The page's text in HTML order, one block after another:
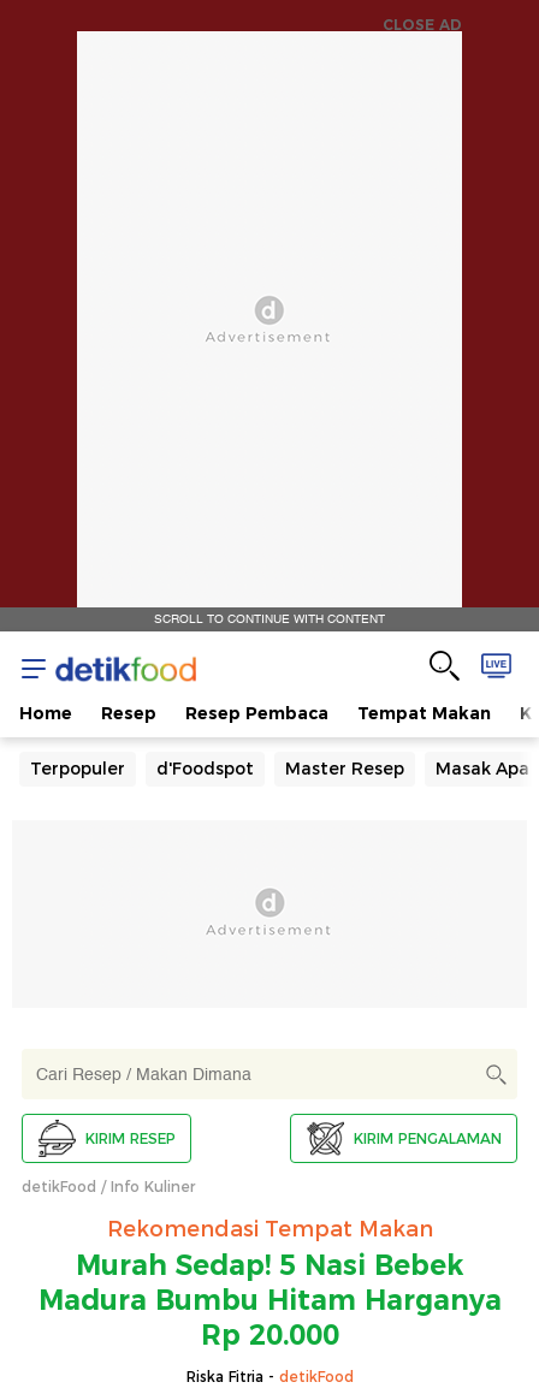
CLOSE AD
SCROLL TO CONTINUE WITH CONTENT
Home Resep Resep Pembaca Tempat Makan
Terpopuler d'Foodspot Master Resep Masak Apa
KIRIM RESEP KIRIM PENGALAMAN
detikFood Info Kuliner
Rekomendasi Tempat Makan
Murah Sedap! 5 Nasi Bebek
Madura Bumbu Hitam Harganya
Rp 20.000
Riska Fitria - detikFood